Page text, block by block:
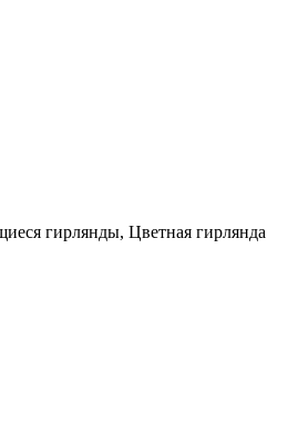
гирлянды, Цветная гирлянда